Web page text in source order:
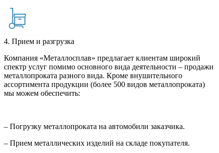
4. Прием и разгрузка
Компания «Металлосплав» предлагает клиентам широкий
спектр услуг помимо основного вида деятельности – продажи
металлопроката разного вида. Кроме внушительного
ассортимента продукции (более 500 видов металлопроката)
мы можем обеспечить:
– Погрузку металлопроката на автомобили заказчика.
– Прием металлических изделий на складе покупателя.